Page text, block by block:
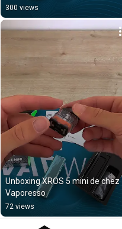
300 views
Unboxing XROS 5 mini de chez
Vaporesso
72 views